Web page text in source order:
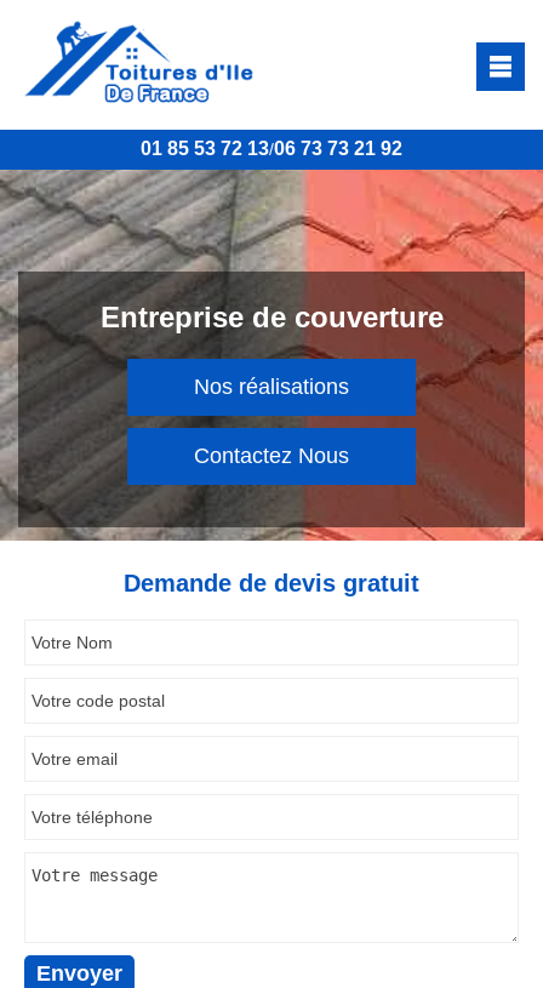
01 85 53 72 13/06 73 73 21 92
Entreprise de couverture
Nos réalisations
Contactez Nous
Demande de devis gratuit